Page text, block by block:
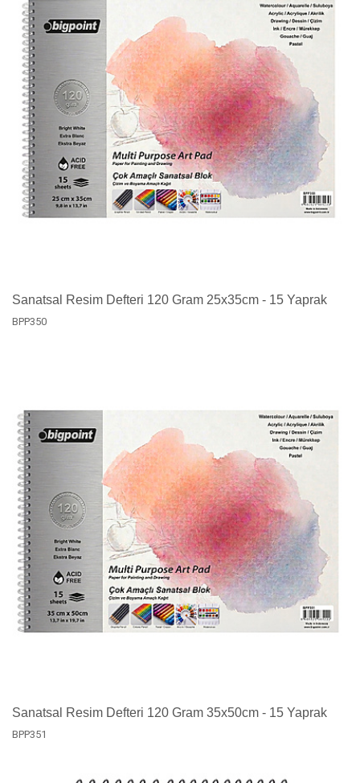
Sanatsal Resim Defteri 120 Gram 25x35cm - 15 Yaprak
BPP350
Sanatsal Resim Defteri 120 Gram 35x50cm - 15 Yaprak
BPP351